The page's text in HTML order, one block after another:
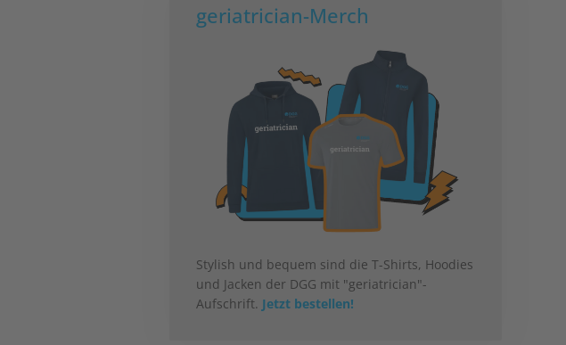
geriatrician-Merch
Stylish und bequem sind die T-Shirts, Hoodies
und Jacken der DGG mit "geriatrician"-
Aufschrift. Jetzt bestellen!